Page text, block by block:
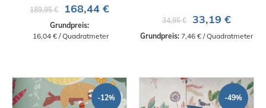
189,95 €
168,44 €
Grundpreis:
16,04 € / Quadratmeter
34,95 € 33,19 €
Grundpreis: 7,46 € / Quadratmeter
-12% -49%